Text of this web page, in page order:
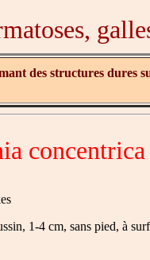
des structures dures
concentrica
1-4 cm, sans pied, à